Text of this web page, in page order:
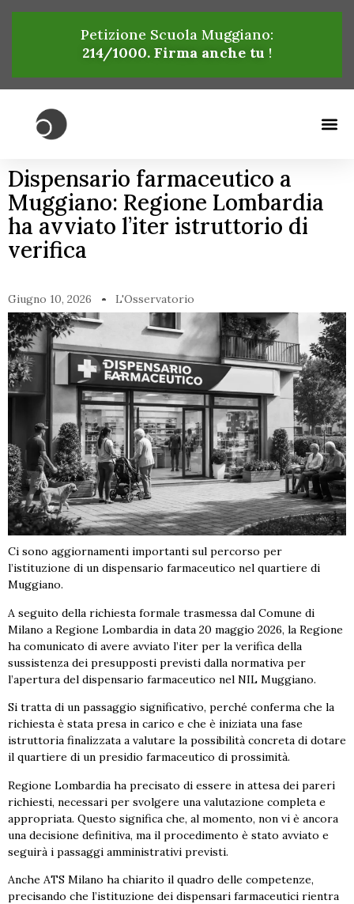
Petizione Scuola Muggiano:
214/1000. Firma anche tu !
Dispensario farmaceutico a
Muggiano: Regione Lombardia
ha avviato l’iter istruttorio di
verifica
Giugno 10, 2026 L'Osservatorio
Ci sono aggiornamenti importanti sul percorso per
l’istituzione di un dispensario farmaceutico nel quartiere di
Muggiano.
A seguito della richiesta formale trasmessa dal Comune di
Milano a Regione Lombardia in data 20 maggio 2026, la Regione
ha comunicato di avere avviato l’iter per la verifica della
sussistenza dei presupposti previsti dalla normativa per
l’apertura del dispensario farmaceutico nel NIL Muggiano.
Si tratta di un passaggio significativo, perché conferma che la
richiesta è stata presa in carico e che è iniziata una fase
istruttoria finalizzata a valutare la possibilità concreta di dotare
il quartiere di un presidio farmaceutico di prossimità.
Regione Lombardia ha precisato di essere in attesa dei pareri
richiesti, necessari per svolgere una valutazione completa e
appropriata. Questo significa che, al momento, non vi è ancora
una decisione definitiva, ma il procedimento è stato avviato e
seguirà i passaggi amministrativi previsti.
Anche ATS Milano ha chiarito il quadro delle competenze,
precisando che l’istituzione dei dispensari farmaceutici rientra